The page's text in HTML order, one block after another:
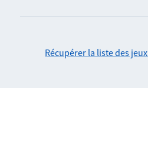
Récupérer la liste des